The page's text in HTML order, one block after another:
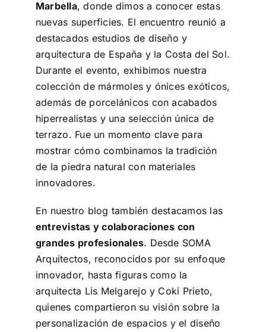
Marbella, donde dimos a conocer estas
nuevas superficies. El encuentro reunió a
destacados estudios de diseño y
arquitectura de España y la Costa del Sol.
Durante el evento, exhibimos nuestra
colección de mármoles y ónices exóticos,
además de porcelánicos con acabados
hiperrealistas y una selección única de
terrazo. Fue un momento clave para
mostrar cómo combinamos la tradición
de la piedra natural con materiales
innovadores.
En nuestro blog también destacamos las
entrevistas y colaboraciones con
grandes profesionales. Desde SOMA
Arquitectos, reconocidos por su enfoque
innovador, hasta figuras como la
arquitecta Lis Melgarejo y Coki Prieto,
quienes compartieron su visión sobre la
personalización de espacios y el diseño